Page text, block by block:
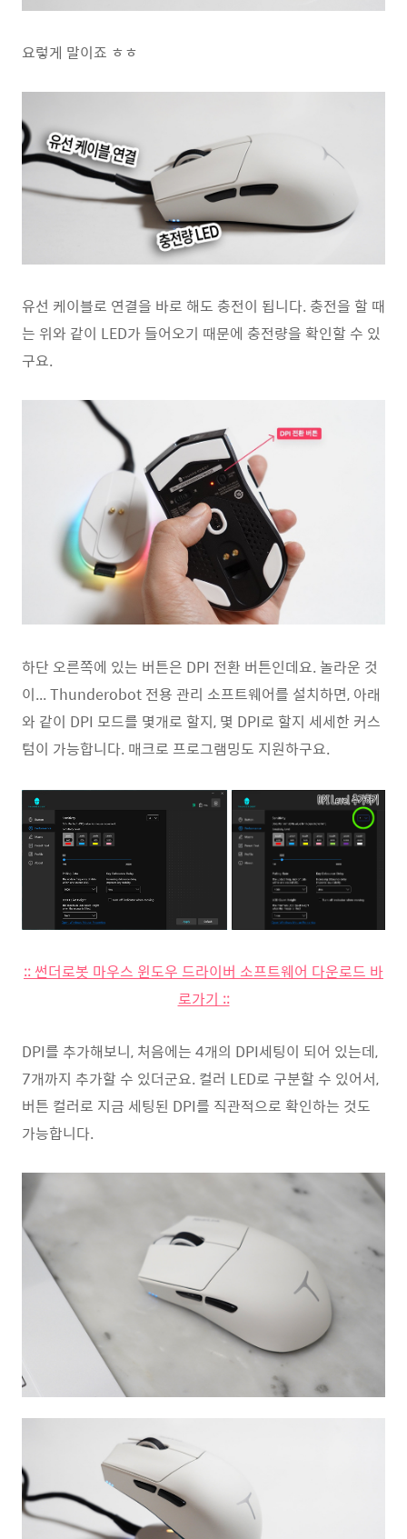
요렇게 말이죠 ㅎㅎ
유선 케이블로 연결을 바로 해도 충전이 됩니다. 충전을 할 때
는 위와 같이 LED가 들어오기 때문에 충전량을 확인할 수 있
구요.
하단 오른쪽에 있는 버튼은 DPI 전환 버튼인데요. 놀라운 것
이... Thunderobot 전용 관리 소프트웨어를 설치하면, 아래
와 같이 DPI 모드를 몇개로 할지, 몇 DPI로 할지 세세한 커스
텀이 가능합니다. 매크로 프로그램밍도 지원하구요.
:: 썬더로봇 마우스 윈도우 드라이버 소프트웨어 다운로드 바
로가기 ::
DPI를 추가해보니, 처음에는 4개의 DPI세팅이 되어 있는데,
7개까지 추가할 수 있더군요. 컬러 LED로 구분할 수 있어서,
버튼 컬러로 지금 세팅된 DPI를 직관적으로 확인하는 것도
가능합니다.